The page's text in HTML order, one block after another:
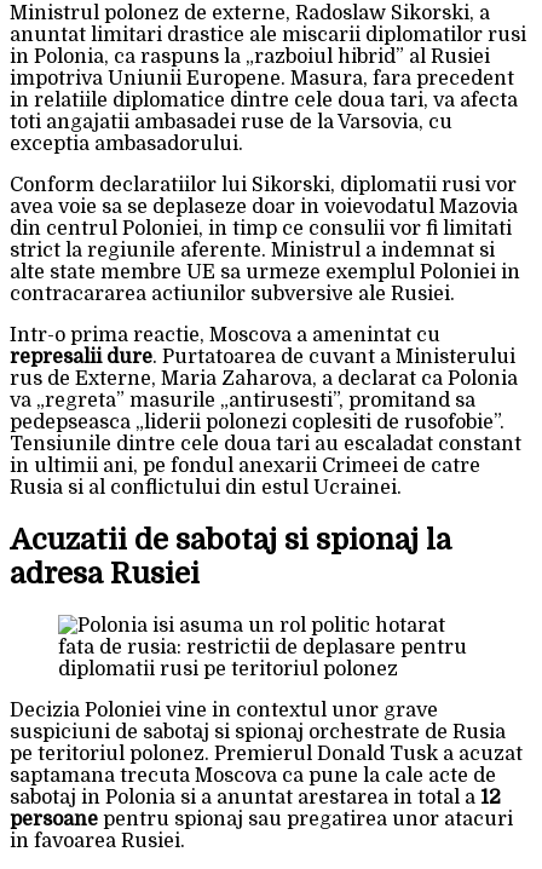
Ministrul polonez de externe, Radoslaw Sikorski, a
anuntat limitari drastice ale miscarii diplomatilor rusi
in Polonia, ca raspuns la „razboiul hibrid” al Rusiei
impotriva Uniunii Europene. Masura, fara precedent
in relatiile diplomatice dintre cele doua tari, va afecta
toti angajatii ambasadei ruse de la Varsovia, cu
exceptia ambasadorului.
Conform declaratiilor lui Sikorski, diplomatii rusi vor
avea voie sa se deplaseze doar in voievodatul Mazovia
din centrul Poloniei, in timp ce consulii vor fi limitati
strict la regiunile aferente. Ministrul a indemnat si
alte state membre UE sa urmeze exemplul Poloniei in
contracararea actiunilor subversive ale Rusiei.
Intr-o prima reactie, Moscova a amenintat cu
represalii dure. Purtatoarea de cuvant a Ministerului
rus de Externe, Maria Zaharova, a declarat ca Polonia
va „regreta” masurile „antirusesti”, promitand sa
pedepseasca „liderii polonezi coplesiti de rusofobie”.
Tensiunile dintre cele doua tari au escaladat constant
in ultimii ani, pe fondul anexarii Crimeei de catre
Rusia si al conflictului din estul Ucrainei.
Acuzatii de sabotaj si spionaj la
adresa Rusiei
Decizia Poloniei vine in contextul unor grave
suspiciuni de sabotaj si spionaj orchestrate de Rusia
pe teritoriul polonez. Premierul Donald Tusk a acuzat
saptamana trecuta Moscova ca pune la cale acte de
sabotaj in Polonia si a anuntat arestarea in total a 12
persoane pentru spionaj sau pregatirea unor atacuri
in favoarea Rusiei.